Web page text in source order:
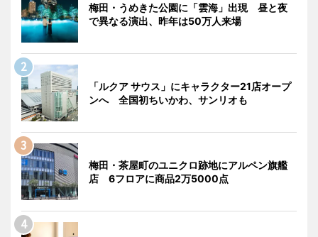
梅田・うめきた公園に「雲海」出現 昼と夜
で異なる演出、昨年は50万人来場
「ルクア サウス」にキャラクター21店オープ
ンへ 全国初ちいかわ、サンリオも
梅田・茶屋町のユニクロ跡地にアルペン旗艦
店 6フロアに商品2万5000点